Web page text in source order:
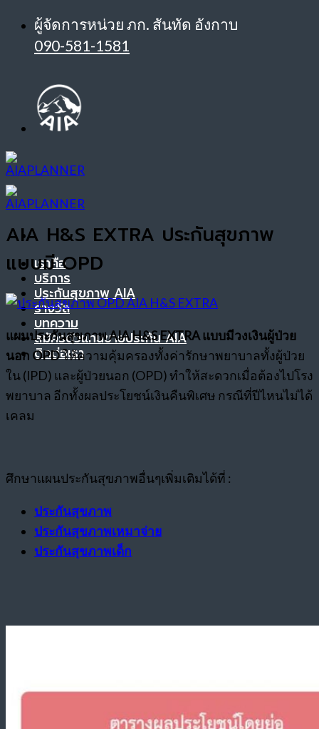
ข้าม
ผู้จัดการหน่วย ภก. สันทัด อังกาบ
090-581-1581
เราคือ
บริการ
ประกันสุขภาพ AIA
รางวัล
บทความ
สมัครตัวแทนขายประกัน AIA
ติดต่อเรา
AIA H&S EXTRA ประกันสุขภาพ
แบบมี OPD
แผนประกันสุขภาพ AIA H&S EXTRA แบบมีวงเงินผู้ป่วย
นอก OPDให้ความคุ้มครองทั้งค่ารักษาพยาบาลทั้งผู้ป่วย
ใน (IPD) และผู้ป่วยนอก (OPD) ทำให้สะดวกเมื่อต้องไปโรง
พยาบาล อีกทั้งผลประโยชน์เงินคืนพิเศษ กรณีที่ปีไหนไม่ได้
เคลม
ศึกษาแผนประกันสุขภาพอื่นๆเพิ่มเติมได้ที่ :
ประกันสุขภาพ
ประกันสุขภาพเหมาจ่าย
ประกันสุขภาพเด็ก